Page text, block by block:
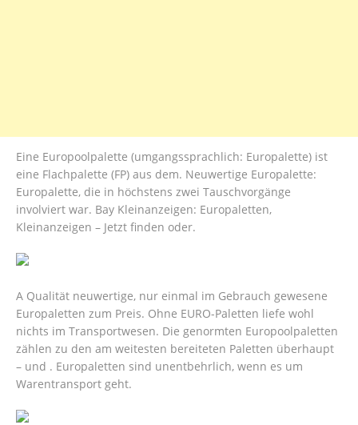
Eine Europoolpalette (umgangssprachlich: Europalette) ist
eine Flachpalette (FP) aus dem. Neuwertige Europalette:
Europalette, die in höchstens zwei Tauschvorgänge
involviert war. Bay Kleinanzeigen: Europaletten,
Kleinanzeigen – Jetzt finden oder.
A Qualität neuwertige, nur einmal im Gebrauch gewesene
Europaletten zum Preis. Ohne EURO-Paletten liefe wohl
nichts im Transportwesen. Die genormten Europoolpaletten
zählen zu den am weitesten bereiteten Paletten überhaupt
– und . Europaletten sind unentbehrlich, wenn es um
Warentransport geht.